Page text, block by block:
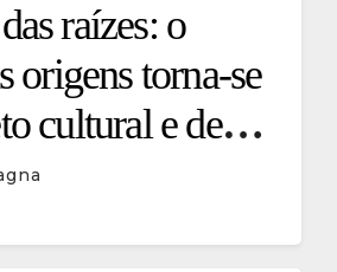
raízes: o
origens torna-se
cultural e de